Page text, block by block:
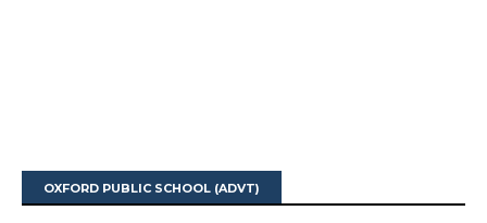
OXFORD PUBLIC SCHOOL (ADVT)